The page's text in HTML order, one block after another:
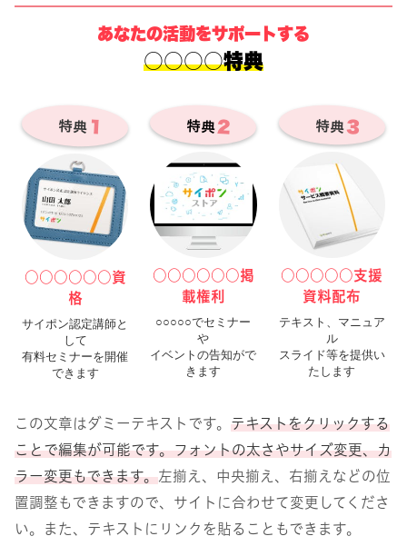
あなたの活動をサポートする
○○○○特典
特典１
○○○○○○資
格
サイポン認定講師と
して
有料セミナーを開催
できます
特典２
○○○○○○掲
載権利
○○○○○でセミナー
や
イベントの告知がで
きます
特典３
○○○○○支援
資料配布
テキスト、マニュア
ル
スライド等を提供い
たします
この文章はダミーテキストです。 テキストをクリックする
ことで編集が可能です。フォントの太さやサイズ変更、カ
ラー変更もできます。左揃え、中央揃え、右揃えなどの位
置調整もできますので、サイトに合わせて変更してくださ
い。また、テキストにリンクを貼ることもできます。